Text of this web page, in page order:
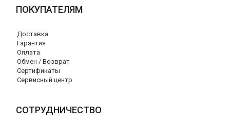
ПОКУПАТЕЛЯМ
Доставка
Гарантия
Оплата
Обмен / Возврат
Сертификаты
Сервисный центр
СОТРУДНИЧЕСТВО